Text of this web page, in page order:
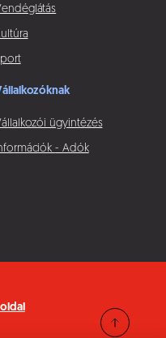
ügyintézés
- Adók